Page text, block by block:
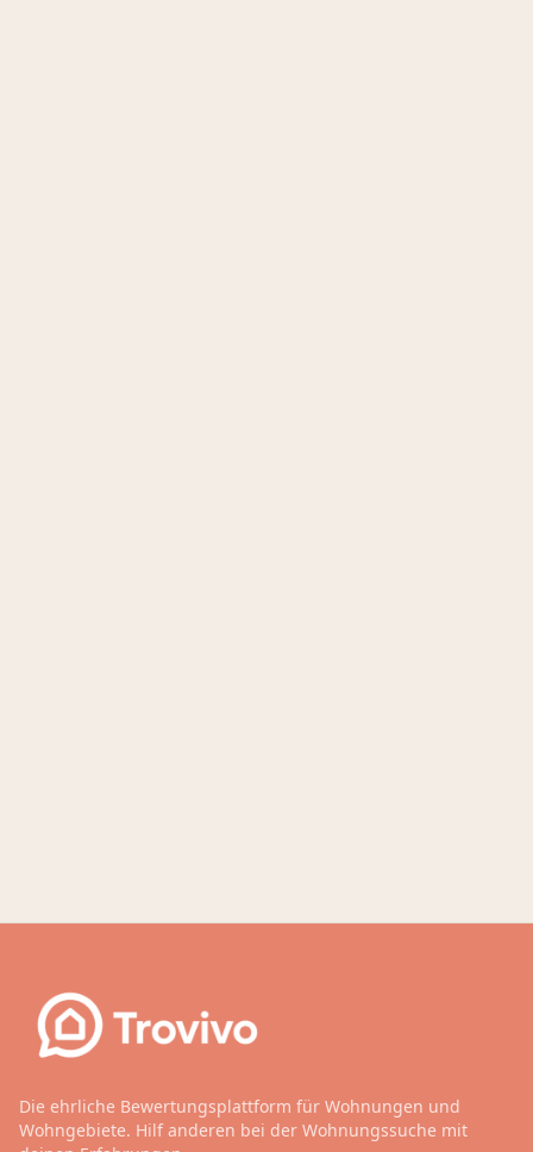
Die ehrliche Bewertungsplattform für Wohnungen und
Wohngebiete. Hilf anderen bei der Wohnungssuche mit